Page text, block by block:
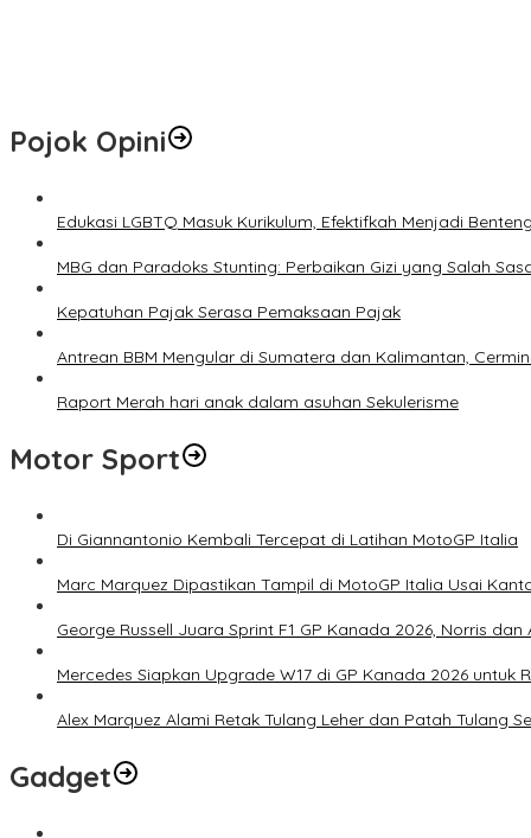
Pojok Opini
Edukasi LGBTQ Masuk Kurikulum, Efektifkah Menjadi
MBG dan Paradoks Stunting: Perbaikan Gizi yang Salah
Kepatuhan Pajak Serasa Pemaksaan Pajak
Antrean BBM Mengular di Sumatera dan Kalimantan,
Raport Merah hari anak dalam asuhan Sekulerisme
Motor Sport
Di Giannantonio Kembali Tercepat di Latihan MotoGP Italia
Marc Marquez Dipastikan Tampil di MotoGP Italia Usai
George Russell Juara Sprint F1 GP Kanada 2026, Norris
Mercedes Siapkan Upgrade W17 di GP Kanada 2026 untuk
Alex Marquez Alami Retak Tulang Leher dan Patah Tulang
Gadget